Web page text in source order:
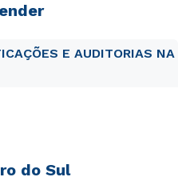
E AUDITORIAS NA
do Sul